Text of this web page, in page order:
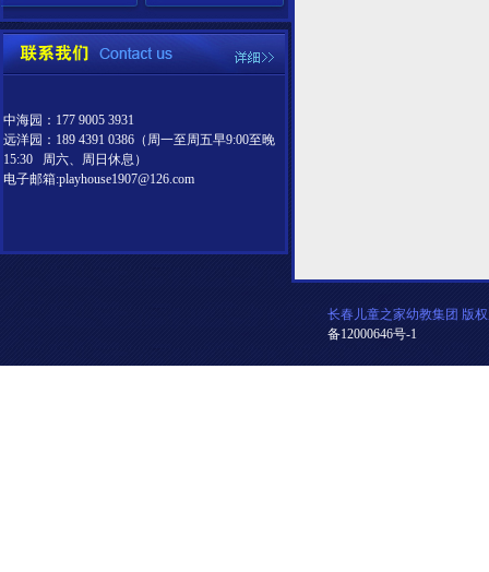
中海园：177 9005 3931
远洋园：189 4391 0386（周一至周五早9:00至晚
15:30 周六、周日休息）
电子邮箱:playhouse1907@126.com
长春儿童之家幼教集团 版
备12000646号-1